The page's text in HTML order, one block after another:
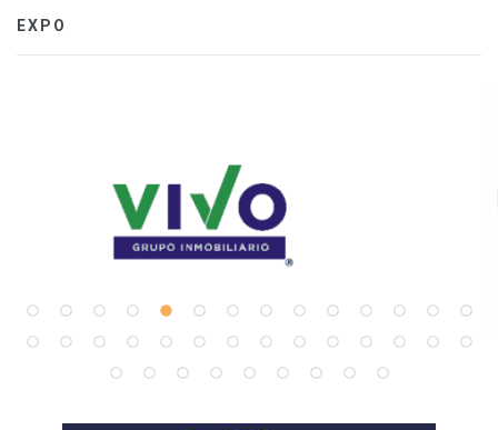
EXPO